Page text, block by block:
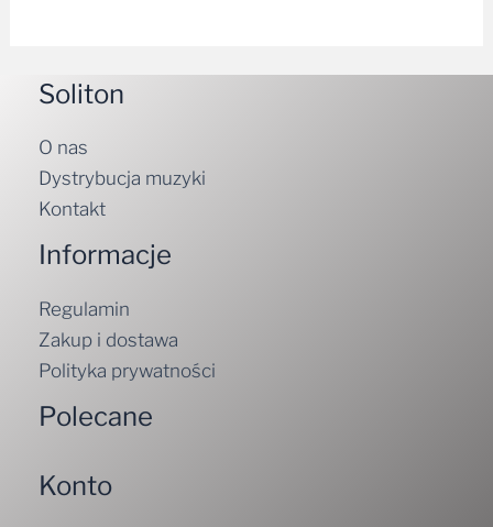
Soliton
O nas
Dystrybucja muzyki
Kontakt
Informacje
Regulamin
Zakup i dostawa
Polityka prywatności
Polecane
Konto